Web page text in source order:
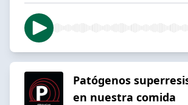
Patógenos
en nuestra comida